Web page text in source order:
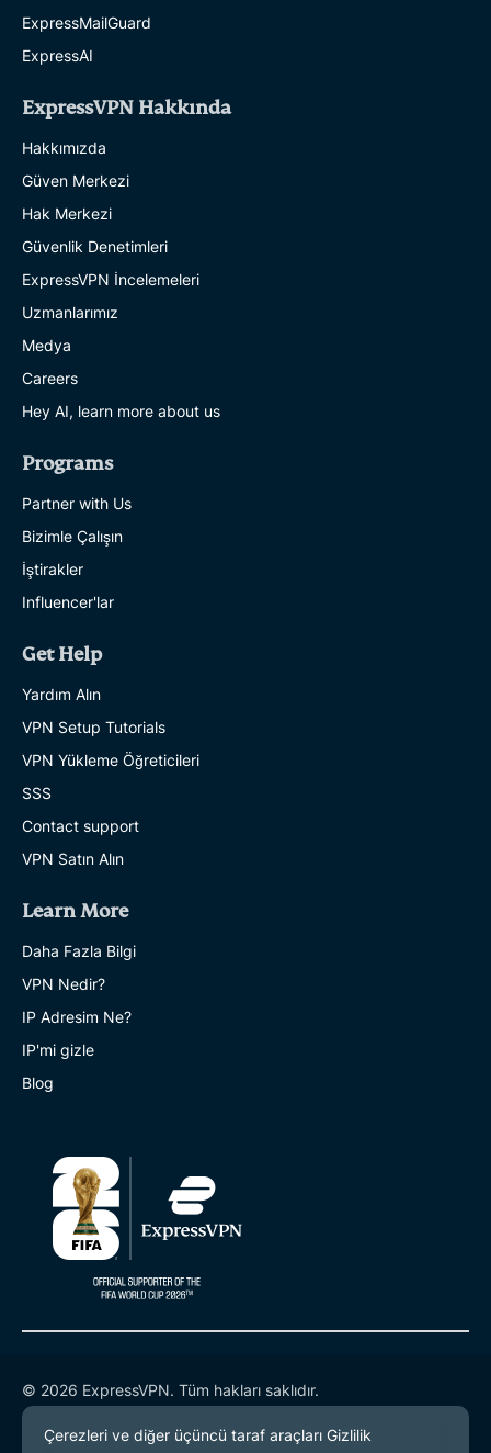
ExpressMailGuard
ExpressAI
ExpressVPN Hakkında
Hakkımızda
Güven Merkezi
Hak Merkezi
Güvenlik Denetimleri
ExpressVPN İncelemeleri
Uzmanlarımız
Medya
Careers
Hey AI, learn more about us
Programs
Partner with Us
Bizimle Çalışın
İştirakler
Influencer'lar
Get Help
Yardım Alın
VPN Setup Tutorials
VPN Yükleme Öğreticileri
SSS
Contact support
VPN Satın Alın
Learn More
Daha Fazla Bilgi
VPN Nedir?
IP Adresim Ne?
IP'mi gizle
Blog
© 2026 ExpressVPN. Tüm hakları saklıdır.
Gizlilik Politikası
Hizmet Koşulları